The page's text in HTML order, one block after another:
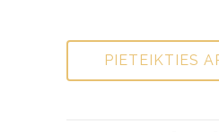
PIETEIKTIES